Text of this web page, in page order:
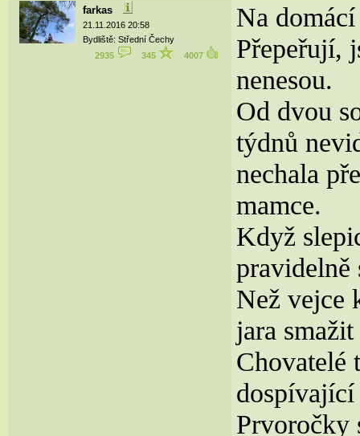
farkas
21.11.2016 20:58
Bydliště: Střední Čechy
2935
345 4007
Na
Přepeřují,
nenesou.
Od dvou
týdnů
nechala
mamce.
Když
pravidelně
Než vejce
jara
Chovatelé
dospívající
Prvoročky